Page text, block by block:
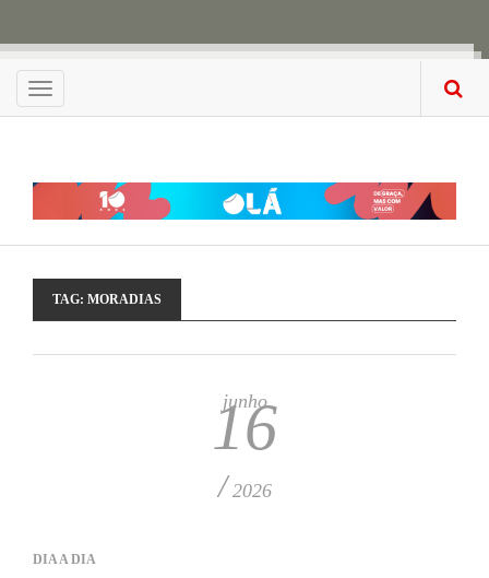
Menu
TAG: MORADIAS
junho
16
/ 2026
DIA A DIA